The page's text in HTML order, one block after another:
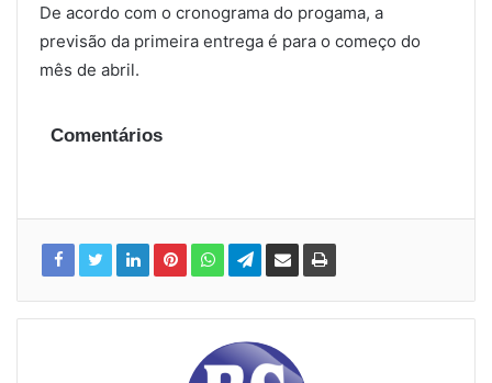
De acordo com o cronograma do progama, a
previsão da primeira entrega é para o começo do
mês de abril.
Comentários